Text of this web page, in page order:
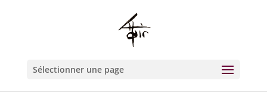
: Constant WP_CRON_LOCK_TIMEOUT already defined in
on line93
Sélectionner une page